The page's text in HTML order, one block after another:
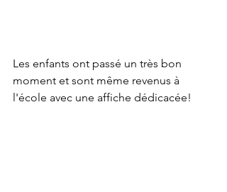
Les enfants ont passé un très bon
moment et sont même revenus à
l'école avec une affiche dédicacée!